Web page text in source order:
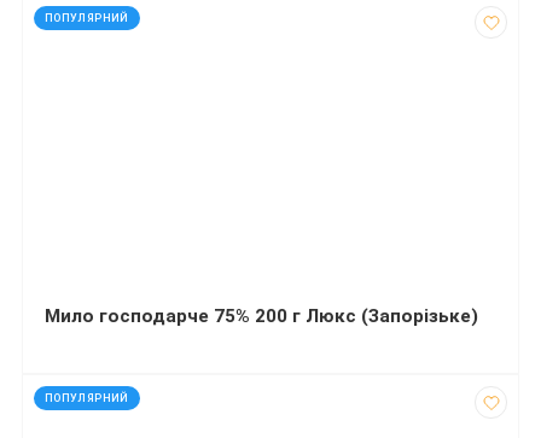
ПОПУЛЯРНИЙ
код: 12601
Мило господарче 75% 200 г Люкс (Запорізьке)
ПОПУЛЯРНИЙ
код: 60112